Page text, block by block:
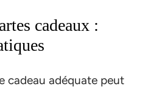
cadeaux :
cadeau adéquate peut